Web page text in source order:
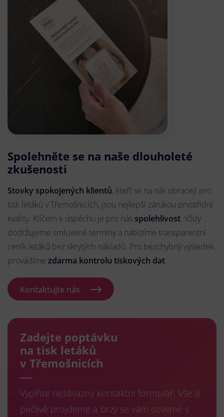
Spolehněte se na naše dlouholeté
zkušenosti
Stovky spokojených klientů, kteří se na nás obracejí pro
tisk letáků v Třemošnicích, jsou nejlepší zárukou prvotřídní
kvality. Klíčem k úspěchu je pro nás spolehlivost. Vždy
dodržujeme smluvené termíny a nabízíme transparentní
ceník letáků bez skrytých nákladů. Pro bezchybný výsledek
provádíme zdarma kontrolu tiskových dat.
Kontaktujte nás
Zadejte poptávku
na tisk letáků
v Třemošnicích
Vyplňte nezávazný kontaktní formulář. Vše si
pečlivě projdeme a brzy se vám ozveme s